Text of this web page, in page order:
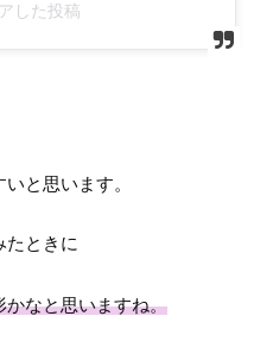
した投稿
と思います。
たときに
かなと思いますね。